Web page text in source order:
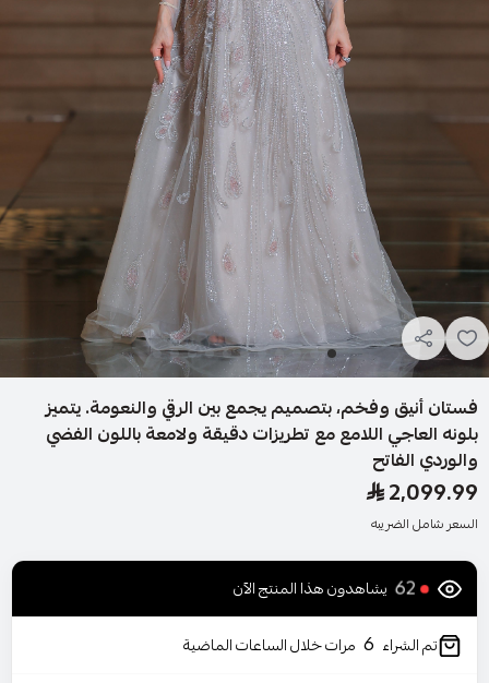
فستان أنيق وفخم، بتصميم يجمع بين الرقي والنعومة. يتميز
بلونه العاجي اللامع مع تطريزات دقيقة ولامعة باللون الفضي
والوردي الفاتح
2,099.99
السعر شامل الضريبه
62 يشاهدون هذا المنتج الآن
تم الشراء 6 مرات خلال الساعات الماضية